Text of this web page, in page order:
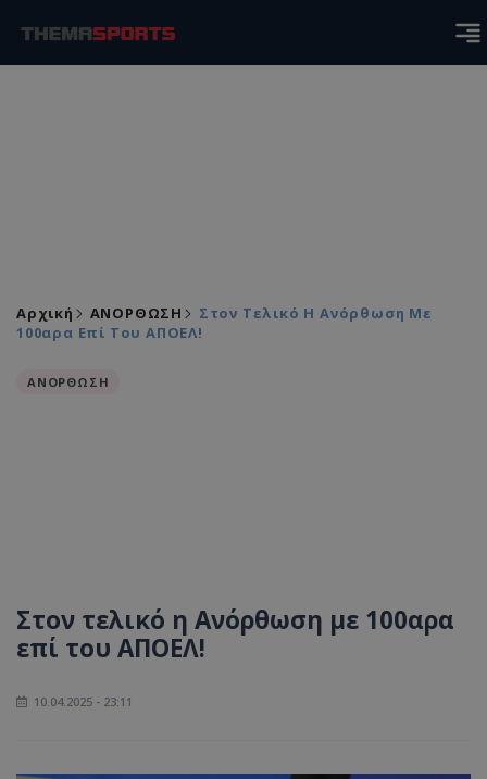
Αρχική ΑΝΟΡΘΩΣΗ
Στον Τελικό Η Ανόρθωση Με
100αρα Επί Του ΑΠΟΕΛ!
ΑΝΟΡΘΩΣΗ
Στον τελικό η Ανόρθωση με 100αρα
επί του ΑΠΟΕΛ!
10.04.2025 - 23:11